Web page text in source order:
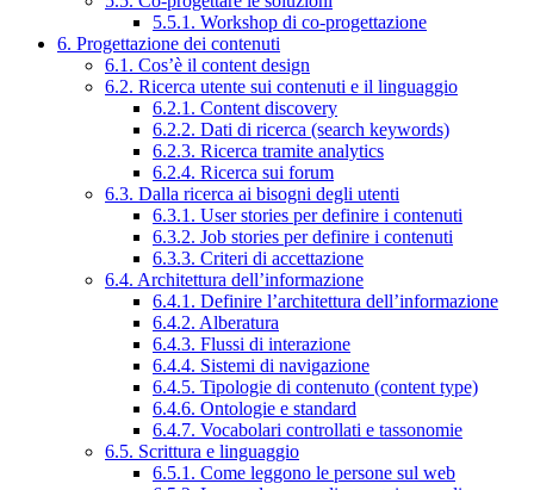
5.5.1. Workshop di co-progettazione
6. Progettazione dei contenuti
6.1. Cos’è il content design
6.2. Ricerca utente sui contenuti e il linguaggio
6.2.1. Content discovery
6.2.2. Dati di ricerca (search keywords)
6.2.3. Ricerca tramite analytics
6.2.4. Ricerca sui forum
6.3. Dalla ricerca ai bisogni degli utenti
6.3.1. User stories per definire i contenuti
6.3.2. Job stories per definire i contenuti
6.3.3. Criteri di accettazione
6.4. Architettura dell’informazione
6.4.1. Definire l’architettura dell’informazione
6.4.2. Alberatura
6.4.3. Flussi di interazione
6.4.4. Sistemi di navigazione
6.4.5. Tipologie di contenuto (content type)
6.4.6. Ontologie e standard
6.4.7. Vocabolari controllati e tassonomie
6.5. Scrittura e linguaggio
6.5.1. Come leggono le persone sul web